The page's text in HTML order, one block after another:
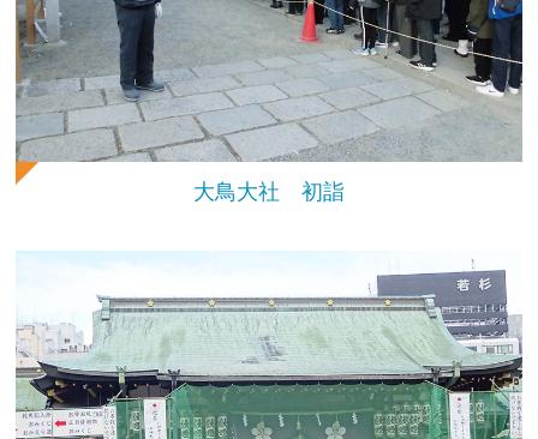
大鳥大社 初詣